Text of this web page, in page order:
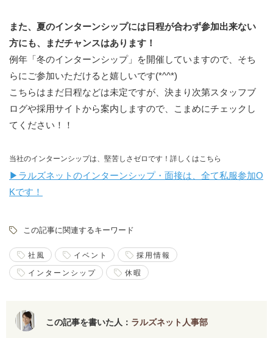
また、夏のインターンシップには日程が合わず参加出来ない
方にも、まだチャンスはあります！
例年「冬のインターンシップ」を開催していますので、そち
らにご参加いただけると嬉しいです(*^^*)
こちらはまだ日程などは未定ですが、決まり次第スタッフブ
ログや採用サイトから案内しますので、こまめにチェックし
てください！！
当社のインターンシップは、堅苦しさゼロです！詳しくはこちら
▶︎ ラルズネットのインターンシップ・面接は、全て私服参加O
Kです！
この記事に関連するキーワード
社風 イベント 採用情報
インターンシップ 休暇
この記事を書いた人： ラルズネット人事部